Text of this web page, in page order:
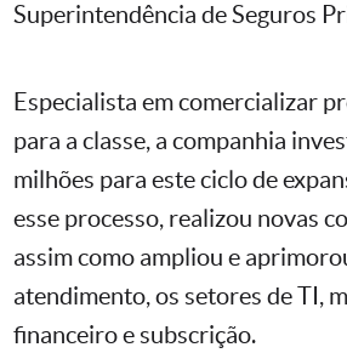
Superintendência de Seguros
Especialista em comercializar
para a classe, a companhia
milhões para este ciclo de
esse processo, realizou novas
assim como ampliou e
atendimento, os setores de TI,
financeiro e subscrição.